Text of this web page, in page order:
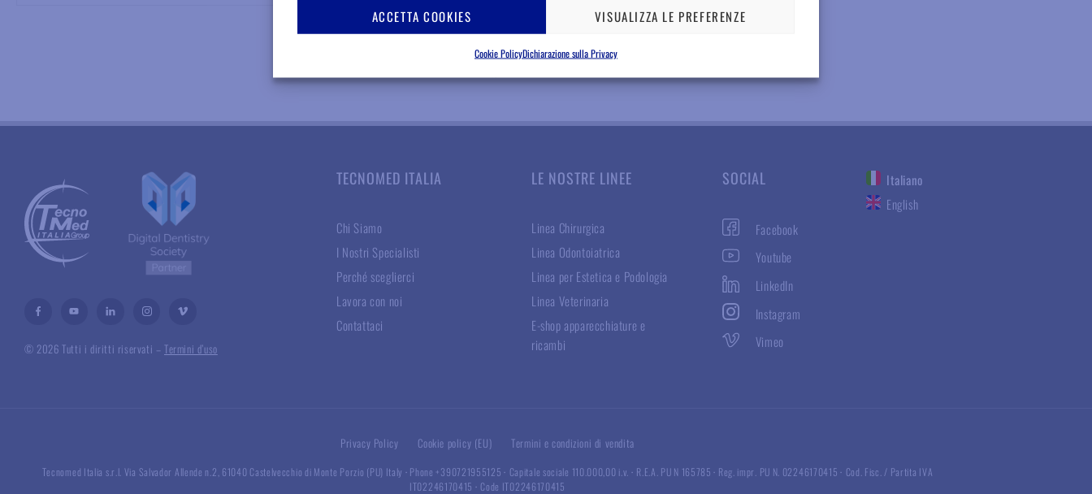
ACCETTA COOKIES VISUALIZZA LE PREFERENZE
Cookie PolicyDichiarazione sulla Privacy
© 2026 Tutti i diritti riservati – Termini d’uso
TECNOMED ITALIA
Chi Siamo
I Nostri Specialisti
Perché sceglierci
Lavora con noi
Contattaci
LE NOSTRE LINEE
Linea Chirurgica
Linea Odontoiatrica
Linea per Estetica e Podologia
Linea Veterinaria
E-shop apparecchiature e
ricambi
SOCIAL
Facebook
Youtube
LinkedIn
Instagram
Vimeo
Italiano
English
Privacy Policy Cookie policy (EU) Termini e condizioni di vendita
Tecnomed Italia s.r.l. Via Salvador Allende n.2, 61040 Castelvecchio di Monte Porzio (PU) Italy · Phone +390721955125· Capitale sociale 110.000,00 i.v. · R.E.A. PU N 165785· Reg. impr. PU N. 02246170415· Cod. Fisc. / Partita IVA
IT02246170415 · Code IT02246170415